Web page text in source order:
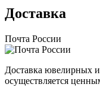
Доставка
Почта России
Доставка ювелирных
осуществляется